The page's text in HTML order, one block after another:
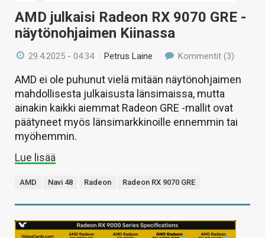
AMD julkaisi Radeon RX 9070 GRE -
näytönohjaimen Kiinassa
29.4.2025 - 04:34 /Petrus Laine Kommentit (3)
AMD ei ole puhunut vielä mitään näytönohjaimen
mahdollisesta julkaisusta länsimaissa, mutta
ainakin kaikki aiemmat Radeon GRE -mallit ovat
päätyneet myös länsimarkkinoille ennemmin tai
myöhemmin.
Lue lisää
AMD Navi 48 Radeon Radeon RX 9070 GRE